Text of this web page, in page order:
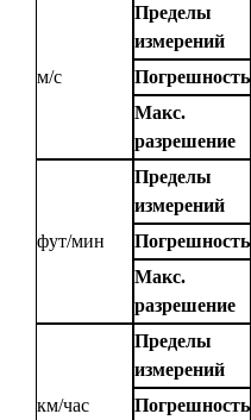
м/с
Пределы
измерений
Погрешность
Макс.
разрешение
фут/мин
Пределы
измерений
Погрешность
Макс.
разрешение
км/час
Пределы
измерений
Погрешность